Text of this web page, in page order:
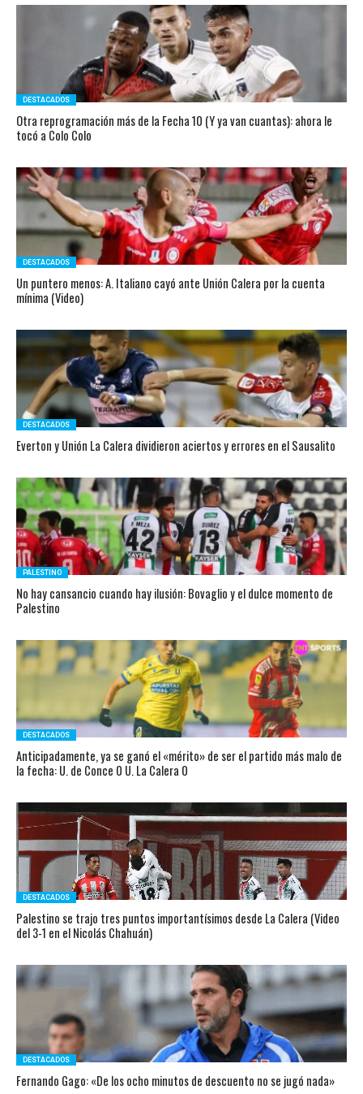
DESTACADOS
Otra reprogramación más de la Fecha 10 (Y ya van cuantas): ahora le
tocó a Colo Colo
DESTACADOS
Un puntero menos: A. Italiano cayó ante Unión Calera por la cuenta
mínima (Video)
DESTACADOS
Everton y Unión La Calera dividieron aciertos y errores en el Sausalito
PALESTINO
No hay cansancio cuando hay ilusión: Bovaglio y el dulce momento de
Palestino
DESTACADOS
Anticipadamente, ya se ganó el «mérito» de ser el partido más malo de
la fecha: U. de Conce 0 U. La Calera 0
DESTACADOS
Palestino se trajo tres puntos importantísimos desde La Calera (Video
del 3-1 en el Nicolás Chahuán)
DESTACADOS
Fernando Gago: «De los ocho minutos de descuento no se jugó nada»